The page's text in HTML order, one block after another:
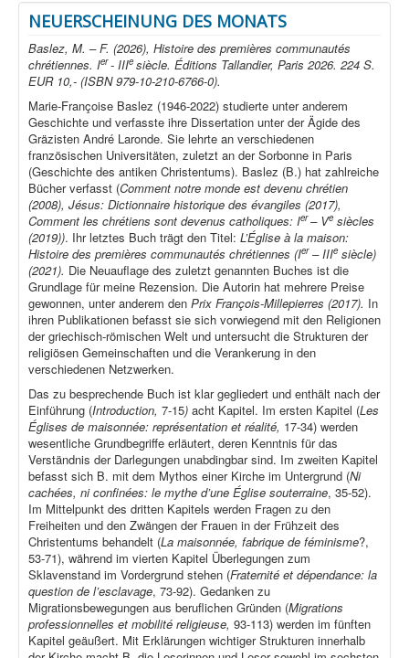
NEUERSCHEINUNG DES MONATS
Baslez, M. – F. (2026), Histoire des premières communautés
chrétiennes. Ier- IIIe siècle. Éditions Tallandier, Paris 2026. 224 S.
EUR 10,- (ISBN 979-10-210-6766-0).
Marie-Françoise Baslez (1946-2022) studierte unter anderem
Geschichte und verfasste ihre Dissertation unter der Ägide des
Gräzisten André Laronde. Sie lehrte an verschiedenen
französischen Universitäten, zuletzt an der Sorbonne in Paris
(Geschichte des antiken Christentums). Baslez (B.) hat zahlreiche
Bücher verfasst (Comment notre monde est devenu chrétien
(2008), Jésus: Dictionnaire historique des évangiles (2017),
Comment les chrétiens sont devenus catholiques: Ier– Ve siècles
(2019)). Ihr letztes Buch trägt den Titel: L’Église à la maison:
Histoire des premières communautés chrétiennes (Ier– IIIe siècle)
(2021). Die Neuauflage des zuletzt genannten Buches ist die
Grundlage für meine Rezension. Die Autorin hat mehrere Preise
gewonnen, unter anderem den Prix François-Millepierres (2017). In
ihren Publikationen befasst sie sich vorwiegend mit den Religionen
der griechisch-römischen Welt und untersucht die Strukturen der
religiösen Gemeinschaften und die Verankerung in den
verschiedenen Netzwerken.
Das zu besprechende Buch ist klar gegliedert und enthält nach der
Einführung (Introduction, 7-15) acht Kapitel. Im ersten Kapitel (Les
Églises de maisonnée: représentation et réalité, 17-34) werden
wesentliche Grundbegriffe erläutert, deren Kenntnis für das
Verständnis der Darlegungen unabdingbar sind. Im zweiten Kapitel
befasst sich B. mit dem Mythos einer Kirche im Untergrund (Ni
cachées, ni confinées: le mythe d’une Église souterraine, 35-52).
Im Mittelpunkt des dritten Kapitels werden Fragen zu den
Freiheiten und den Zwängen der Frauen in der Frühzeit des
Christentums behandelt (La maisonnée, fabrique de féminisme?,
53-71), während im vierten Kapitel Überlegungen zum
Sklavenstand im Vordergrund stehen (Fraternité et dépendance: la
question de l’esclavage, 73-92). Gedanken zu
Migrationsbewegungen aus beruflichen Gründen (Migrations
professionnelles et mobilité religieuse, 93-113) werden im fünften
Kapitel geäußert. Mit Erklärungen wichtiger Strukturen innerhalb